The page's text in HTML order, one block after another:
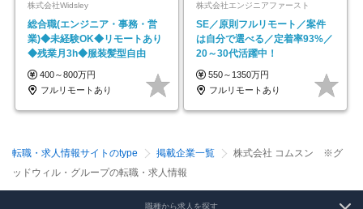
株式会社Widsley
総合職(エンジニア・事務・営
業)◆未経験OK◆リモートあり
◆残業月3h◆服装髪型自由
400～800万円
フルリモートあり
株式会社エンジニアファースト
SE／原則フルリモート／案件
は自分で選べる／定着率93%／
20～30代活躍中！
550～1350万円
フルリモートあり
転職・求人情報サイトのtype 掲載企業一覧
株式会社 コムスン ※グ
ッドウィル・グループの転職・求人情報
職種から求人を探す